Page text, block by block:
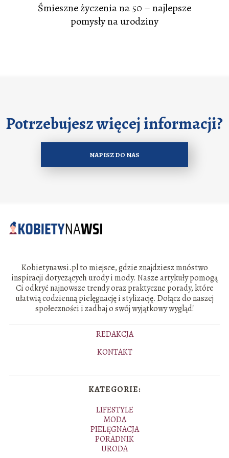
Śmieszne życzenia na 50 – najlepsze
pomysły na urodziny
Potrzebujesz więcej informacji?
NAPISZ DO NAS
Kobietynawsi.pl to miejsce, gdzie znajdziesz mnóstwo
inspiracji dotyczących urody i mody. Nasze artykuły pomogą
Ci odkryć najnowsze trendy oraz praktyczne porady, które
ułatwią codzienną pielęgnację i stylizację. Dołącz do naszej
społeczności i zadbaj o swój wyjątkowy wygląd!
REDAKCJA
KONTAKT
KATEGORIE:
LIFESTYLE
MODA
PIELĘGNACJA
PORADNIK
URODA